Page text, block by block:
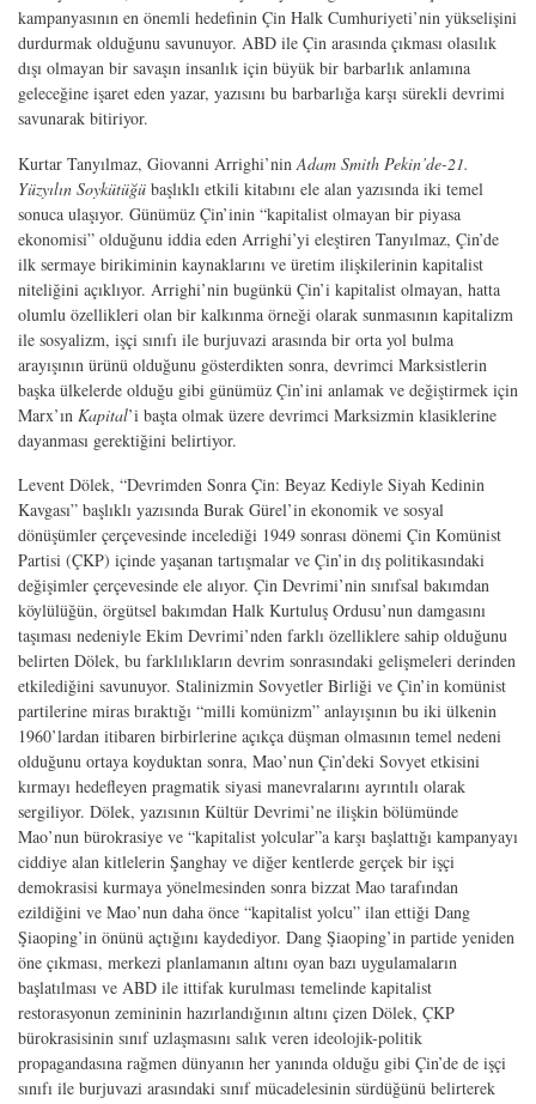
kampanyasının en önemli hedefinin Çin Halk Cumhuriyeti’nin yükselişini
durdurmak olduğunu savunuyor. ABD ile Çin arasında çıkması olasılık
dışı olmayan bir savaşın insanlık için büyük bir barbarlık anlamına
geleceğine işaret eden yazar, yazısını bu barbarlığa karşı sürekli devrimi
savunarak bitiriyor.
Kurtar Tanyılmaz, Giovanni Arrighi’nin Adam Smith Pekin’de-21.
Yüzyılın Soykütüğü başlıklı etkili kitabını ele alan yazısında iki temel
sonuca ulaşıyor. Günümüz Çin’inin “kapitalist olmayan bir piyasa
ekonomisi” olduğunu iddia eden Arrighi’yi eleştiren Tanyılmaz, Çin’de
ilk sermaye birikiminin kaynaklarını ve üretim ilişkilerinin kapitalist
niteliğini açıklıyor. Arrighi’nin bugünkü Çin’i kapitalist olmayan, hatta
olumlu özellikleri olan bir kalkınma örneği olarak sunmasının kapitalizm
ile sosyalizm, işçi sınıfı ile burjuvazi arasında bir orta yol bulma
arayışının ürünü olduğunu gösterdikten sonra, devrimci Marksistlerin
başka ülkelerde olduğu gibi günümüz Çin’ini anlamak ve değiştirmek için
Marx’ın Kapital’i başta olmak üzere devrimci Marksizmin klasiklerine
dayanması gerektiğini belirtiyor.
Levent Dölek, “Devrimden Sonra Çin: Beyaz Kediyle Siyah Kedinin
Kavgası” başlıklı yazısında Burak Gürel’in ekonomik ve sosyal
dönüşümler çerçevesinde incelediği 1949 sonrası dönemi Çin Komünist
Partisi (ÇKP) içinde yaşanan tartışmalar ve Çin’in dış politikasındaki
değişimler çerçevesinde ele alıyor. Çin Devrimi’nin sınıfsal bakımdan
köylülüğün, örgütsel bakımdan Halk Kurtuluş Ordusu’nun damgasını
taşıması nedeniyle Ekim Devrimi’nden farklı özelliklere sahip olduğunu
belirten Dölek, bu farklılıkların devrim sonrasındaki gelişmeleri derinden
etkilediğini savunuyor. Stalinizmin Sovyetler Birliği ve Çin’in komünist
partilerine miras bıraktığı “milli komünizm” anlayışının bu iki ülkenin
1960’lardan itibaren birbirlerine açıkça düşman olmasının temel nedeni
olduğunu ortaya koyduktan sonra, Mao’nun Çin’deki Sovyet etkisini
kırmayı hedefleyen pragmatik siyasi manevralarını ayrıntılı olarak
sergiliyor. Dölek, yazısının Kültür Devrimi’ne ilişkin bölümünde
Mao’nun bürokrasiye ve “kapitalist yolcular”a karşı başlattığı kampanyayı
ciddiye alan kitlelerin Şanghay ve diğer kentlerde gerçek bir işçi
demokrasisi kurmaya yönelmesinden sonra bizzat Mao tarafından
ezildiğini ve Mao’nun daha önce “kapitalist yolcu” ilan ettiği Dang
Şiaoping’in önünü açtığını kaydediyor. Dang Şiaoping’in partide yeniden
öne çıkması, merkezi planlamanın altını oyan bazı uygulamaların
başlatılması ve ABD ile ittifak kurulması temelinde kapitalist
restorasyonun zemininin hazırlandığının altını çizen Dölek, ÇKP
bürokrasisinin sınıf uzlaşmasını salık veren ideolojik-politik
propagandasına rağmen dünyanın her yanında olduğu gibi Çin’de de işçi
sınıfı ile burjuvazi arasındaki sınıf mücadelesinin sürdüğünü belirterek